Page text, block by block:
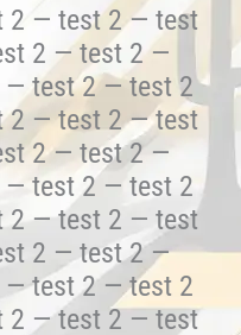
2 — test 2 — test
2 — test 2 —
test 2 — test 2
2 — test 2 — test
2 — test 2 —
test 2 — test 2
2 — test 2 — test
2 — test 2 —
test 2 — test 2
2 — test 2 — test